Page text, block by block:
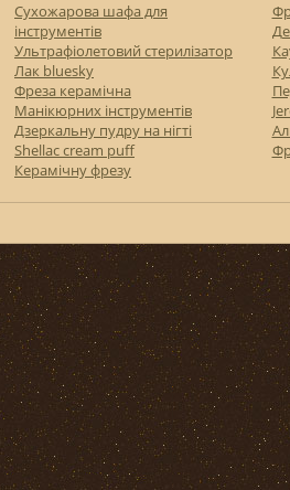
Сухожарова шафа для
інструментів
Ультрафіолетовий стерилізатор
Лак bluesky
Фреза керамічна
Манікюрних інструментів
Дзеркальну пудру на нігті
Shellac cream puff
Керамічну фрезу